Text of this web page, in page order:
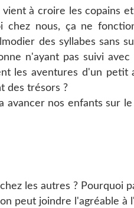
à croire les copains
chez nous, ça ne
des syllabes sans
n'ayant pas suivi avec
les aventures d'un petit
des trésors ?
nos enfants sur
les autres ? Pourquoi
peut joindre l'agréable à